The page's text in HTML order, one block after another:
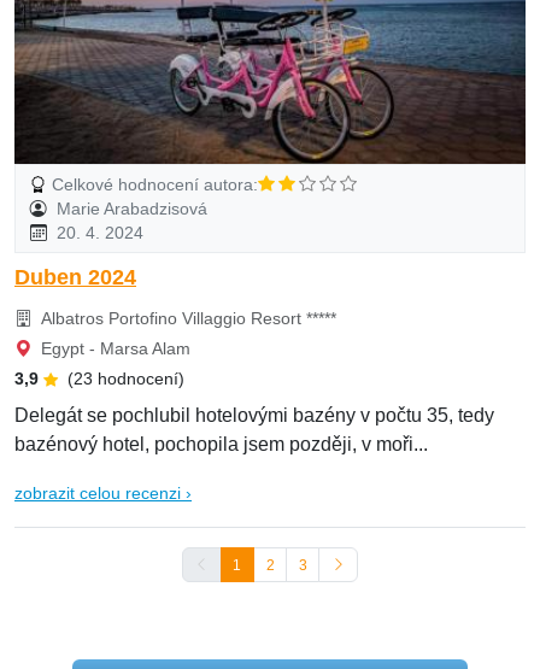
Celkové hodnocení autora:
Marie Arabadzisová
20. 4. 2024
Duben 2024
Albatros Portofino Villaggio Resort *****
Egypt - Marsa Alam
3,9
(23 hodnocení)
Delegát se pochlubil hotelovými bazény v počtu 35, tedy
bazénový hotel, pochopila jsem později, v moři...
zobrazit celou recenzi ›
1 2 3